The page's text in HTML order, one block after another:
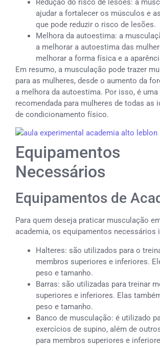
Redução do risco de lesões: a
ajudar a fortalecer os músculos e
que pode reduzir o risco de lesões.
Melhora da autoestima: a
a melhorar a autoestima das
melhorar a forma física e a
Em resumo, a musculação pode trazer
para as mulheres, desde o aumento da
a melhora da autoestima. Por isso, é
recomendada para mulheres de todas as
de condicionamento físico.
Equipamentos
Necessários
Equipamentos de
Para quem deseja praticar musculação
academia, os equipamentos necessários
Halteres: são utilizados para o
membros superiores e inferiores.
peso e tamanho.
Barras: são utilizadas para treinar
superiores e inferiores. Elas
peso e tamanho.
Banco de musculação: é utilizado
exercícios de supino, além de
para membros superiores e